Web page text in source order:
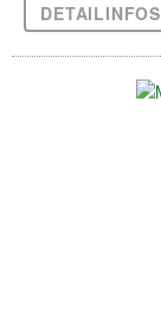
DETAILINFOS